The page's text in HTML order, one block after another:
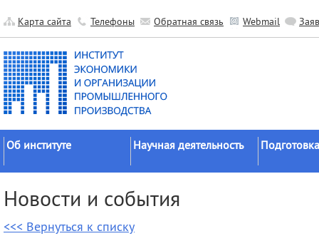
Карта сайта Телефоны Обратная связь Webmail
Об институте
Официальные документы
История
Научная деятельность
исследований
Новости и события
<<< Вернуться к списку